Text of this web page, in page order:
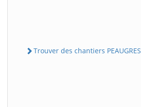
Trouver des chantiers PEAUGRES